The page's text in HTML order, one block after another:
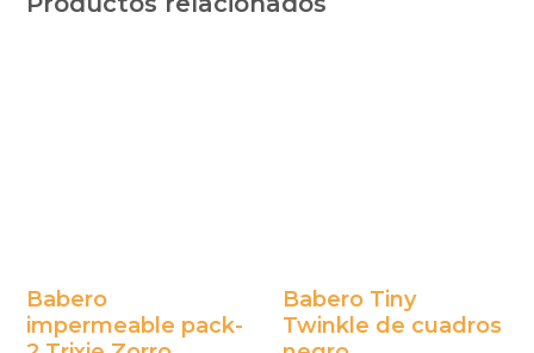
Babero
impermeable pack-
Babero Tiny
Twinkle de cuadros
se
pueden